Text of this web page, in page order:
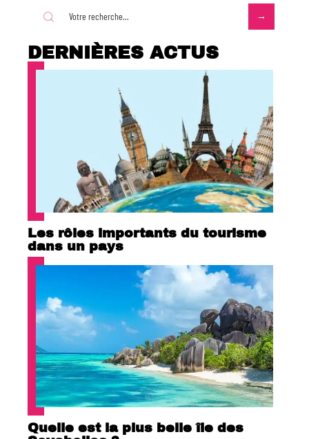
DERNIÈRES ACTUS
Les rôles importants du tourisme
dans un pays
Quelle est la plus belle île des